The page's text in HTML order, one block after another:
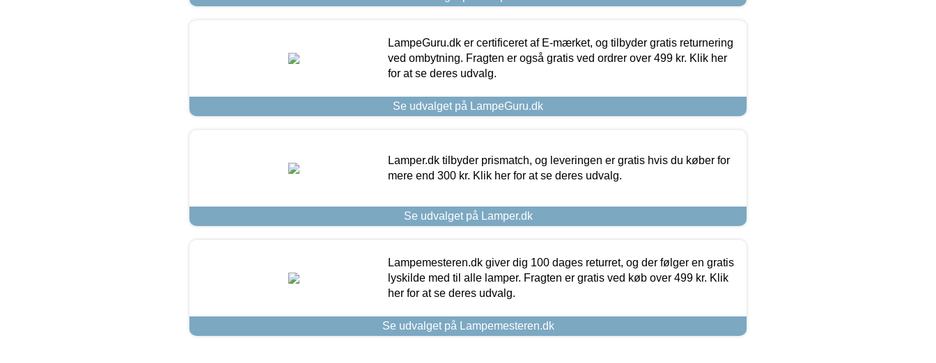
LampeGuru.dk er certificeret af E-mærket, og tilbyder gratis returnering
ved ombytning. Fragten er også gratis ved ordrer over 499 kr. Klik her
for at se deres udvalg.
Se udvalget på LampeGuru.dk
Lamper.dk tilbyder prismatch, og leveringen er gratis hvis du køber for
mere end 300 kr. Klik her for at se deres udvalg.
Se udvalget på Lamper.dk
Lampemesteren.dk giver dig 100 dages returret, og der følger en gratis
lyskilde med til alle lamper. Fragten er gratis ved køb over 499 kr. Klik
her for at se deres udvalg.
Se udvalget på Lampemesteren.dk